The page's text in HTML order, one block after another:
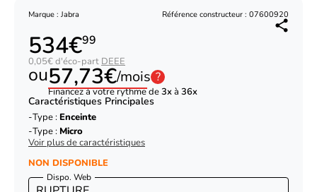
Marque : Jabra Référence constructeur : 07600920
534€99
0,05€ d'éco-part DEEE
ou57,73€/mois ?
Financez à votre rythme de3xà 36x
Caractéristiques Principales
Type : Enceinte
Type : Micro
Voir plus de caractéristiques
NON DISPONIBLE
Dispo. Web